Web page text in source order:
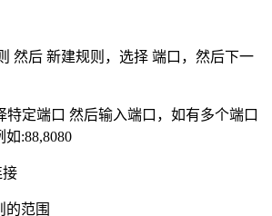
然后 新建规则，选择 端口，然后下一
特定端口 然后输入端口，如有多个端口
:88,8080
接
的范围